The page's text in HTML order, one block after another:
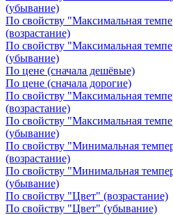
(убывание)
По свойству "Максимальная
(возрастание)
По свойству "Максимальная
(убывание)
По цене (сначала дешёвые)
По цене (сначала дорогие)
По свойству "Максимальная
(возрастание)
По свойству "Максимальная
(убывание)
По свойству "Минимальная
(возрастание)
По свойству "Минимальная
(убывание)
По свойству "Цвет" (возрастание)
По свойству "Цвет" (убывание)